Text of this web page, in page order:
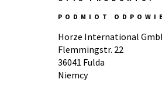
PODMIOT
Horze International
Flemmingstr. 22
36041 Fulda
Niemcy